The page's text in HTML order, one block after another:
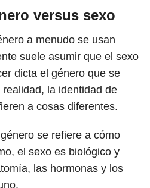
versus sexo
a menudo se usan
suele asumir que el sexo
dicta el género que se
la identidad de
a cosas diferentes.
se refiere a cómo
el sexo es biológico y
las hormonas y los